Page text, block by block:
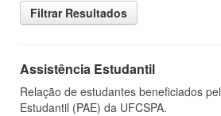
Filtrar Resultados
Assistência Estudantil
Relação de estudantes beneficiados
Estudantil (PAE) da UFCSPA.